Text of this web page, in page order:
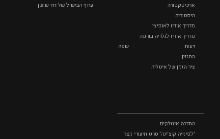
ארכיטקטורה
היסטוריה
מדריך אודיו לאופיצי
מדריך אודיו לגלריה בורגזה
דעות
שפה
המגזין
ציר הזמן של איטליה
ערוץ הבישול של דוד שושן
הסדרה איטלקים
"לסינייה קוצ'ינה" סרט תיעודי קצר